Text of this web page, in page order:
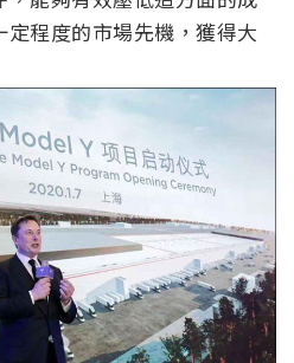
程度的市場先機，獲得大